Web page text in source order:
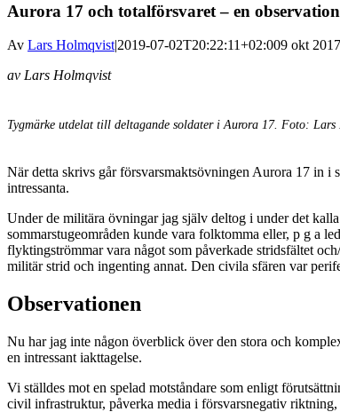
Aurora 17 och totalförsvaret – en
Av Lars Holmqvist|2019-07-02T20:22:11+02:009 okt 2017
av Lars Holmqvist
Tygmärke utdelat till deltagande soldater i Aurora 17. Foto: Lars
När detta skrivs går försvarsmaktsövningen Aurora 17 in i
intressanta.
Under de militära övningar jag själv deltog i under det
sommarstugeområden kunde vara folktomma eller, p g a
flyktingströmmar vara något som påverkade stridsfältet
militär strid och ingenting annat. Den civila sfären var
Observationen
Nu har jag inte någon överblick över den stora och
en intressant iakttagelse.
Vi ställdes mot en spelad motståndare som enligt
civil infrastruktur, påverka media i försvarsnegativ